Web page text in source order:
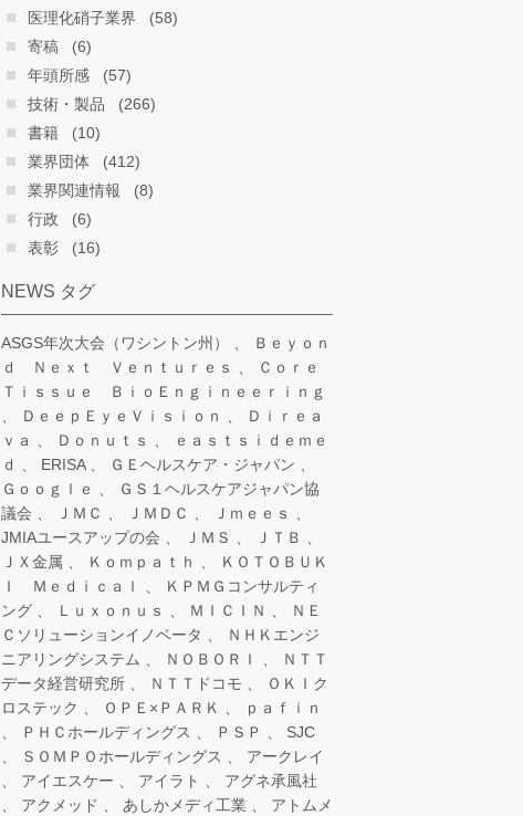
医理化硝子業界
(58)
寄稿
(6)
年頭所感
(57)
技術・製品
(266)
書籍
(10)
業界団体
(412)
業界関連情報
(8)
行政
(6)
表彰
(16)
NEWS タグ
ASGS年次大会（ワシントン州）
Ｂｅｙｏｎ
ｄ Ｎｅｘｔ Ｖｅｎｔｕｒｅｓ
Ｃｏｒｅ
Ｔｉｓｓｕｅ ＢｉｏＥｎｇｉｎｅｅｒｉｎｇ
ＤｅｅｐＥｙｅＶｉｓｉｏｎ
Ｄｉｒｅａ
ｖａ
Ｄｏｎｕｔｓ
ｅａｓｔｓｉｄｅｍｅ
ｄ
ERISA
ＧＥヘルスケア・ジャパン
Ｇｏｏｇｌｅ
ＧＳ１ヘルスケアジャパン協
議会
ＪＭＣ ＪＭＤＣ
Ｊｍｅｅｓ
JMIAユースアップの会
ＪＭＳ
ＪＴＢ
ＪＸ金属
Ｋｏｍｐａｔｈ
ＫＯＴＯＢＵＫ
Ｉ Ｍｅｄｉｃａｌ
ＫＰＭＧコンサルティ
ング
Ｌｕｘｏｎｕｓ ＭＩＣＩＮ
ＮＥ
Ｃソリューションイノベータ
ＮＨＫエンジ
ニアリングシステム
ＮＯＢＯＲＩ
ＮＴＴ
データ経営研究所
ＮＴＴドコモ
ＯＫＩク
ロステック
ＯＰＥ×ＰＡＲＫ
ｐａｆｉｎ
ＰＨＣホールディングス
ＰＳＰ
SJC
ＳＯＭＰＯホールディングス
アークレイ
アイエスケー
アイラト
アグネ承風社
アクメッド
あしかメディ工業
アトムメ